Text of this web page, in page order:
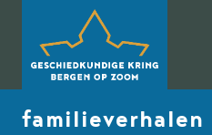
inhoud
familieverhalen